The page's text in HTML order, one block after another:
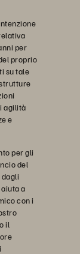
per
proprio
su tale
agilità
e
per gli
del
a
con i
il